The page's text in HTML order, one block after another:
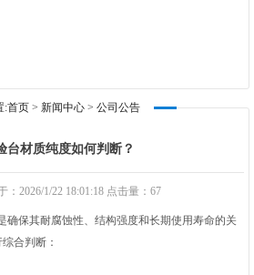
:首页> 新闻中心> 公司公告
台材质纯度如何判断？
：2026/1/22 18:01:18 点击量： 67
确保其耐腐蚀性、结构强度和长期使用寿命的关
合判断：